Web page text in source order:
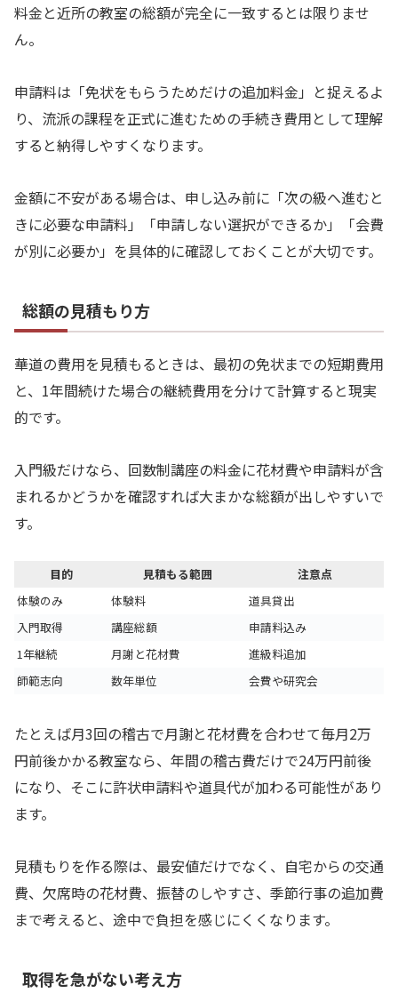
料金と近所の教室の総額が完全に一致するとは限りませ
ん。
申請料は「免状をもらうためだけの追加料金」と捉えるよ
り、流派の課程を正式に進むための手続き費用として理解
すると納得しやすくなります。
金額に不安がある場合は、申し込み前に「次の級へ進むと
きに必要な申請料」「申請しない選択ができるか」「会費
が別に必要か」を具体的に確認しておくことが大切です。
総額の見積もり方
華道の費用を見積もるときは、最初の免状までの短期費用
と、1年間続けた場合の継続費用を分けて計算すると現実
的です。
入門級だけなら、回数制講座の料金に花材費や申請料が含
まれるかどうかを確認すれば大まかな総額が出しやすいで
す。
目的 見積もる範囲
注意点
体験のみ
体験料
道具貸出
入門取得
講座総額
申請料込み
1年継続
月謝と花材費
進級料追加
師範志向
数年単位 会費や研究会
たとえば月3回の稽古で月謝と花材費を合わせて毎月2万
円前後かかる教室なら、年間の稽古費だけで24万円前後
になり、そこに許状申請料や道具代が加わる可能性があり
ます。
見積もりを作る際は、最安値だけでなく、自宅からの交通
費、欠席時の花材費、振替のしやすさ、季節行事の追加費
まで考えると、途中で負担を感じにくくなります。
取得を急がない考え方